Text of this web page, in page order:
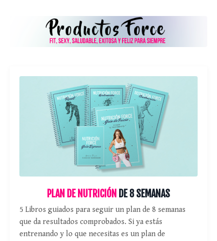
PLAN DE NUTRICIÓN DE 8 SEMANAS
5 Libros guiados para seguir un plan de 8 semanas
que da resultados comprobados. Si ya estás
entrenando y lo que necesitas es un plan de